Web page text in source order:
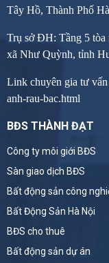
Tây Hồ, Thành Phố
Trụ sở ĐH: Tầng 5 tòa
xã Như Quỳnh, tỉnh
Link chuyên gia tư
anh-rau-bac.html
BĐS THÀNH ĐẠT
Công ty môi giới BĐS
Sàn giao dịch BĐS
Bất động sản công
Bất Động Sản Hà Nội
BĐS cho thuê
Bất động sản dự án